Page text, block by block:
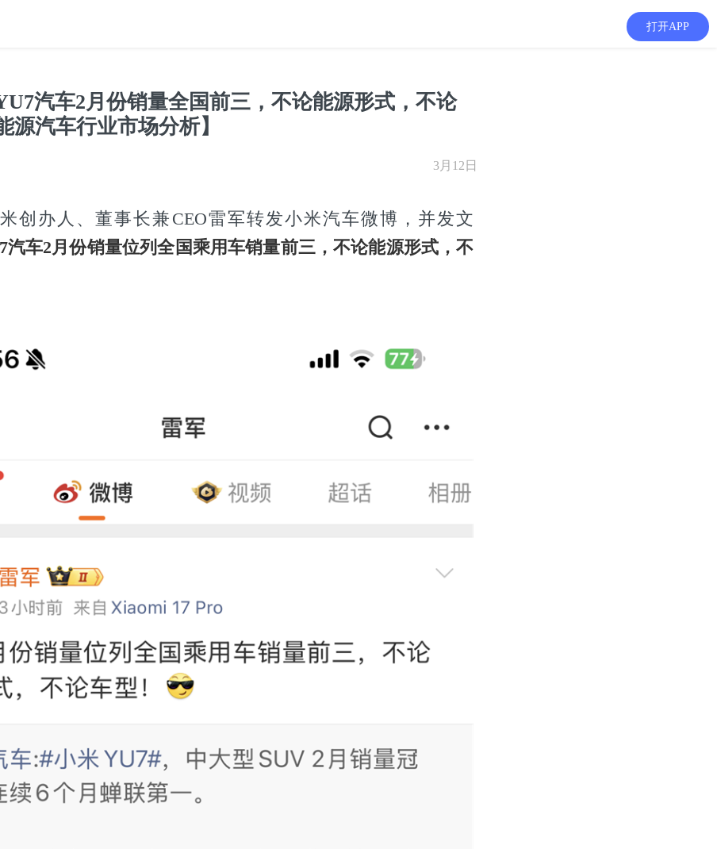
打开APP
汽车2月份销量全国前三，不论能源形式，不论
源汽车行业市场分析】
3月12日
创办人、董事长兼CEO雷军转发小米汽车微博，并发文
汽车2月份销量位列全国乘用车销量前三，不论能源形式，不